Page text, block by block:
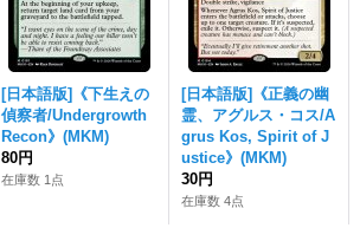
[日本語版]《下生えの
偵察者/Undergrowth
Recon》(MKM)
80円
在庫数 1点
[日本語版]《正義の幽
霊、アグルス・コス/A
grus Kos, Spirit of J
ustice》(MKM)
30円
在庫数 4点